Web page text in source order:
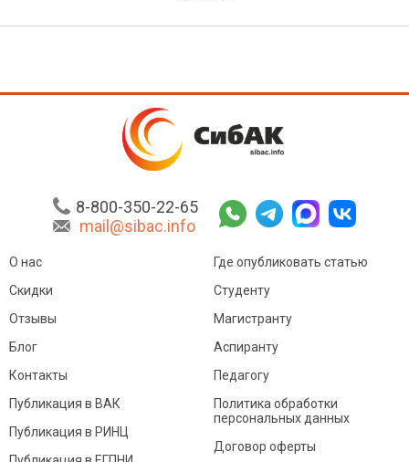
8-800-350-22-65
mail@sibac.info
О нас
Скидки
Отзывы
Блог
Контакты
Где опубликовать статью
Студенту
Магистранту
Аспиранту
Педагогу
Публикация в ВАК
Публикация в РИНЦ
Политика обработки
персональных данных
Договор оферты